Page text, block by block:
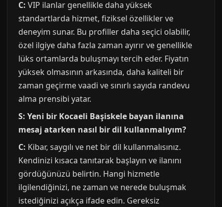
C: VIP ilanlar genellikle daha yüksek
standartlarda hizmet, fiziksel özellikler ve
deneyim sunar. Bu profiller daha seçici olabilir,
özel ilgiye daha fazla zaman ayırır ve genellikle
lüks ortamlarda buluşmayı tercih eder. Fiyatın
yüksek olmasının arkasında, daha kaliteli bir
zaman geçirme vaadi ve sınırlı sayıda randevu
alma prensibi yatar.
S: Yeni bir Kocaeli Başiskele bayan ilanına
mesaj atarken nasıl bir dil kullanmalıyım?
C: Kibar, saygılı ve net bir dil kullanmalısınız.
Kendinizi kısaca tanıtarak başlayın ve ilanını
gördüğünüzü belirtin. Hangi hizmetle
ilgilendiğinizi, ne zaman ve nerede buluşmak
istediğinizi açıkça ifade edin. Gereksiz